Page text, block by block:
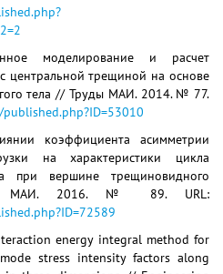
моделирование и расчет
центральной трещиной на основе
тела // Труды МАИ. 2014. № 77.
коэффициента асимметрии
на характеристики цикла
при вершине трещиновидного
МАИ. 2016. № 89. URL:
energy integral method for
stress intensity factors along